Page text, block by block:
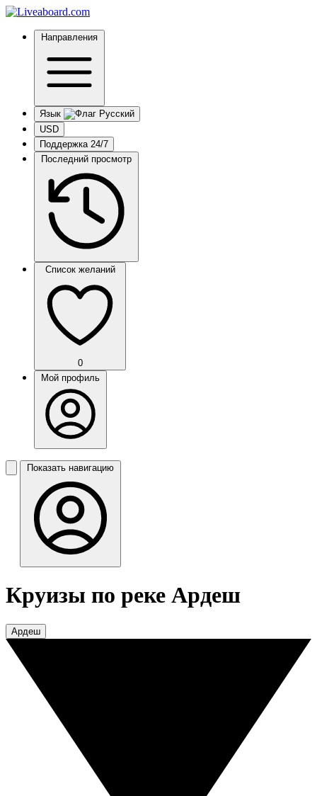
Направления
Язык
USD
Поддержка 24/7
Последний просмотр
Список желаний
0
Мой профиль
Показать навигацию
Круизы по реке Ардеш
Ардеш